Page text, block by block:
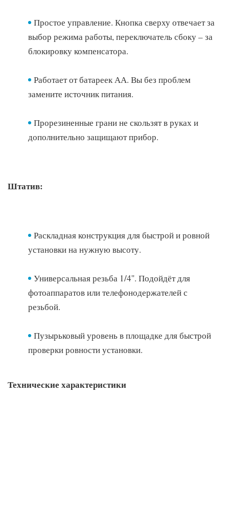
Простое управление. Кнопка сверху отвечает за
выбор режима работы, переключатель сбоку – за
блокировку компенсатора.
Работает от батареек АА. Вы без проблем
замените источник питания.
Прорезиненные грани не скользят в руках и
дополнительно защищают прибор.
Штатив:
Раскладная конструкция для быстрой и ровной
установки на нужную высоту.
Универсальная резьба 1/4''. Подойдёт для
фотоаппаратов или телефонодержателей с
резьбой.
Пузырьковый уровень в площадке для быстрой
проверки ровности установки.
Технические характеристики